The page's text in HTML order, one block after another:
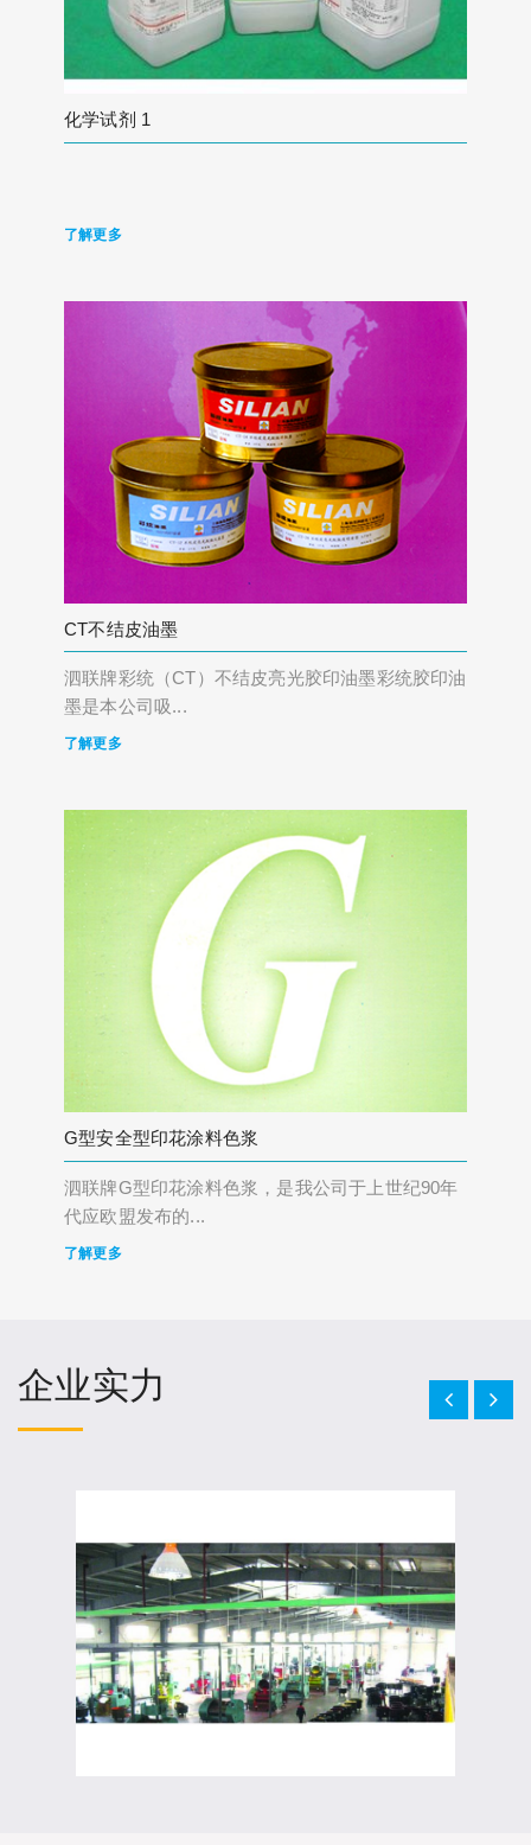
化学试剂 1
了解更多
CT不结皮油墨
泗联牌彩统（CT）不结皮亮光胶印油墨彩统胶印油
墨是本公司吸...
了解更多
G型安全型印花涂料色浆
泗联牌G型印花涂料色浆，是我公司于上世纪90年
代应欧盟发布的...
了解更多
企业实力